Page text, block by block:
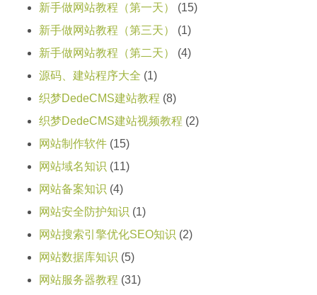
新手做网站教程（第一天）
(15)
新手做网站教程（第三天）
(1)
新手做网站教程（第二天）
(4)
源码、建站程序大全 (1)
织梦DedeCMS建站教程 (8)
织梦DedeCMS建站视频教程 (2)
网站制作软件 (15)
网站域名知识 (11)
网站备案知识 (4)
网站安全防护知识 (1)
网站搜索引擎优化SEO知识 (2)
网站数据库知识 (5)
网站服务器教程 (31)